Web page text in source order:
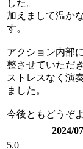
した。
加えまして温か
す。
アクション内部
整させていただ
ストレスなく演
ました。
今後ともどうぞ
2024/
5.0